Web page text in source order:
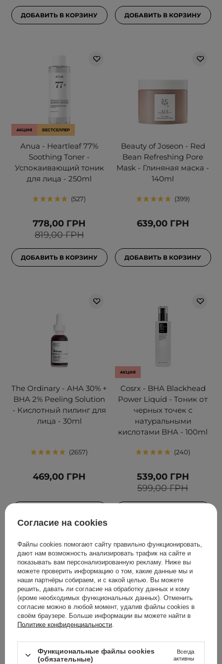
ДОБАВИТЬ В КОРЗИНУ ДОБАВИТЬ В КОРЗИНУ
АКЦИЯ БЕСТСЕЛЛЕР
Anua - Heartleaf 77%
Soothing Toner -
Успокаивающий тоник
для лица - 250ml
527
819,00 ГРН
778,00 ГРН
ДОБАВИТЬ В КОРЗИНУ
Beauty of Joseon - Red
Bean Refreshing Pore
Mask - Глиняная маска -
140ml
399
639,00 ГРН
ДОБАВИТЬ В КОРЗИНУ
The Ordinary - AHA 30% +
BHA 2% Peeling Solution
- Кислотный пилинг для
лица - 30ml
2657
469,00 ГРН
АКЦИЯ
Cosrx - BHA Blackhead
Power Liquid - Тоник от
черных точек с
натуральными
кислотами BHA - 100ml
240
599,00 ГРН
539,00 ГРН
БЕСТСЕЛЛЕР
ВЫБОР КОСМЕТОЛОГА
Сыворотка с
SKIN1004 - Madagascar
Centella Ampoule -
Согласие на cookies
Файлы cookies помогают сайту правильно функционировать,
дают нам возможность анализировать трафик на сайте и
показывать вам персонализированную рекламу. Ниже вы
можете проверить информацию о том, какие данные мы и
наши партнёры собираем, и с какой целью. Вы можете
решить, давать ли согласие на обработку данных и кому
(кроме необходимых функциональных данных). Отменить
согласие можно в любой момент, удалив файлы cookies в
своём браузере. Больше информации вы можете найти в
Политике конфиденциальности
Функциональные файлы cookies
(обязательные)
Всегда
активны